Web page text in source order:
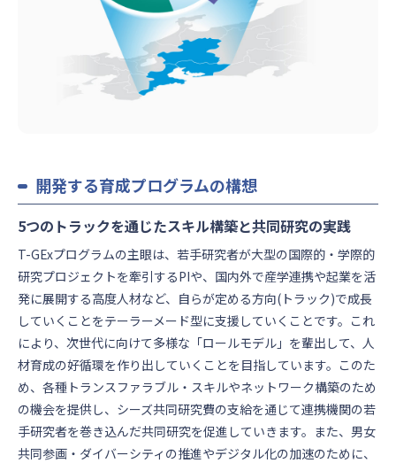
開発する育成プログラムの構想
5つのトラックを通じたスキル構築と共同研究の実践
T-GExプログラムの主眼は、若手研究者が大型の国際的・学際的
研究プロジェクトを牽引するPIや、国内外で産学連携や起業を活
発に展開する高度人材など、自らが定める方向(トラック)で成長
していくことをテーラーメード型に支援していくことです。これ
により、次世代に向けて多様な「ロールモデル」を輩出して、人
材育成の好循環を作り出していくことを目指しています。このた
め、各種トランスファラブル・スキルやネットワーク構築のため
の機会を提供し、シーズ共同研究費の支給を通じて連携機関の若
手研究者を巻き込んだ共同研究を促進していきます。また、男女
共同参画・ダイバーシティの推進やデジタル化の加速のために、